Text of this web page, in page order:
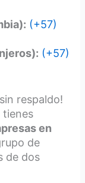
(+57)
(+57)
respaldo!
tienes
en
de
de dos